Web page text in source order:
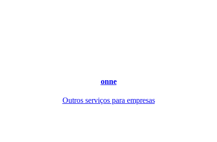
onne
Outros serviços para empresas